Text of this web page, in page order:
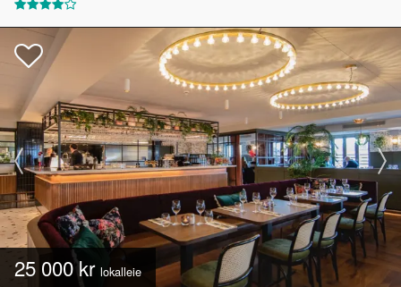
25 000 kr lokalleie